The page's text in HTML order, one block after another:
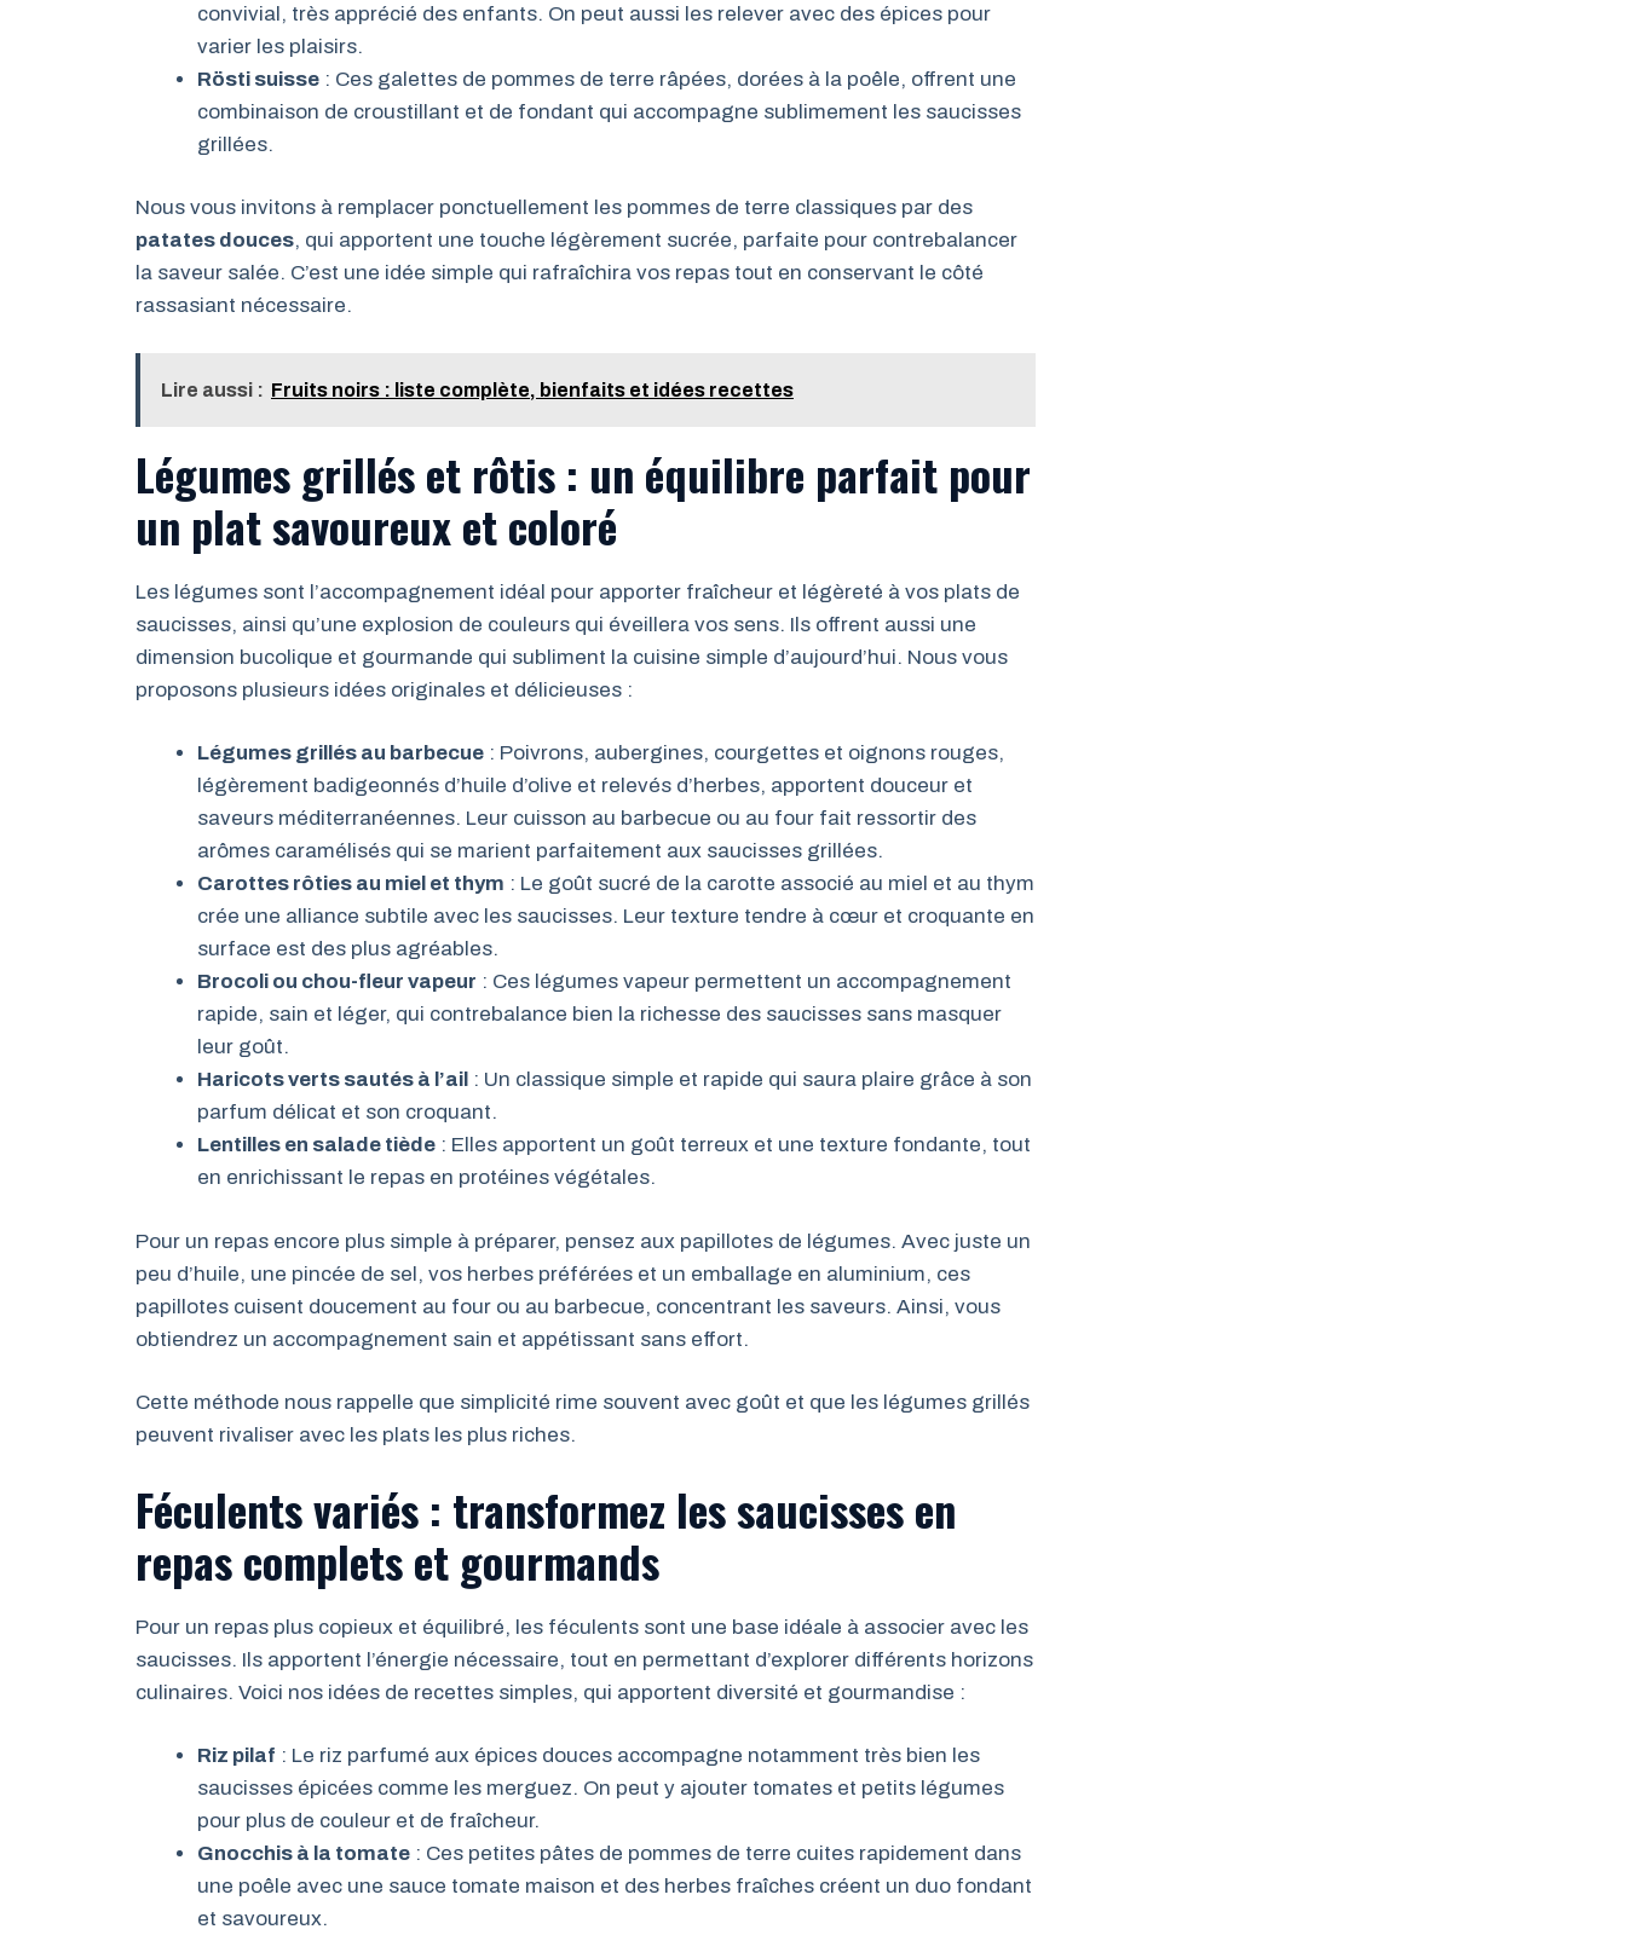
convivial, très apprécié des enfants. On peut aussi les relever avec des épices pour
varier les plaisirs.
Rösti suisse : Ces galettes de pommes de terre râpées, dorées à la poêle, offrent une
combinaison de croustillant et de fondant qui accompagne sublimement les saucisses
grillées.
Nous vous invitons à remplacer ponctuellement les pommes de terre classiques par des
patates douces, qui apportent une touche légèrement sucrée, parfaite pour contrebalancer
la saveur salée. C’est une idée simple qui rafraîchira vos repas tout en conservant le côté
rassasiant nécessaire.
Lire aussi : Fruits noirs : liste complète, bienfaits et idées recettes
Légumes grillés et rôtis : un équilibre parfait pour
un plat savoureux et coloré
Les légumes sont l’accompagnement idéal pour apporter fraîcheur et légèreté à vos plats de
saucisses, ainsi qu’une explosion de couleurs qui éveillera vos sens. Ils offrent aussi une
dimension bucolique et gourmande qui subliment la cuisine simple d’aujourd’hui. Nous vous
proposons plusieurs idées originales et délicieuses :
Légumes grillés au barbecue : Poivrons, aubergines, courgettes et oignons rouges,
légèrement badigeonnés d’huile d’olive et relevés d’herbes, apportent douceur et
saveurs méditerranéennes. Leur cuisson au barbecue ou au four fait ressortir des
arômes caramélisés qui se marient parfaitement aux saucisses grillées.
Carottes rôties au miel et thym : Le goût sucré de la carotte associé au miel et au thym
crée une alliance subtile avec les saucisses. Leur texture tendre à cœur et croquante en
surface est des plus agréables.
Brocoli ou chou-fleur vapeur : Ces légumes vapeur permettent un accompagnement
rapide, sain et léger, qui contrebalance bien la richesse des saucisses sans masquer
leur goût.
Haricots verts sautés à l’ail : Un classique simple et rapide qui saura plaire grâce à son
parfum délicat et son croquant.
Lentilles en salade tiède : Elles apportent un goût terreux et une texture fondante, tout
en enrichissant le repas en protéines végétales.
Pour un repas encore plus simple à préparer, pensez aux papillotes de légumes. Avec juste un
peu d’huile, une pincée de sel, vos herbes préférées et un emballage en aluminium, ces
papillotes cuisent doucement au four ou au barbecue, concentrant les saveurs. Ainsi, vous
obtiendrez un accompagnement sain et appétissant sans effort.
Cette méthode nous rappelle que simplicité rime souvent avec goût et que les légumes grillés
peuvent rivaliser avec les plats les plus riches.
Féculents variés : transformez les saucisses en
repas complets et gourmands
Pour un repas plus copieux et équilibré, les féculents sont une base idéale à associer avec les
saucisses. Ils apportent l’énergie nécessaire, tout en permettant d’explorer différents horizons
culinaires. Voici nos idées de recettes simples, qui apportent diversité et gourmandise :
Riz pilaf : Le riz parfumé aux épices douces accompagne notamment très bien les
saucisses épicées comme les merguez. On peut y ajouter tomates et petits légumes
pour plus de couleur et de fraîcheur.
Gnocchis à la tomate : Ces petites pâtes de pommes de terre cuites rapidement dans
une poêle avec une sauce tomate maison et des herbes fraîches créent un duo fondant
et savoureux.